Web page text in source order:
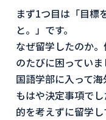
まず1つ目は「目標
と。」です。
なぜ留学したのか
のたびに困ってい
国語学部に入って海
もはや決定事項で
的を考えずに留学